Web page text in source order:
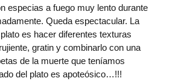
especias a fuego muy lento durante
Queda espectacular. La
es hacer diferentes texturas
gratin y combinarlo con una
de la muerte que teníamos
del plato es apoteósico…!!!